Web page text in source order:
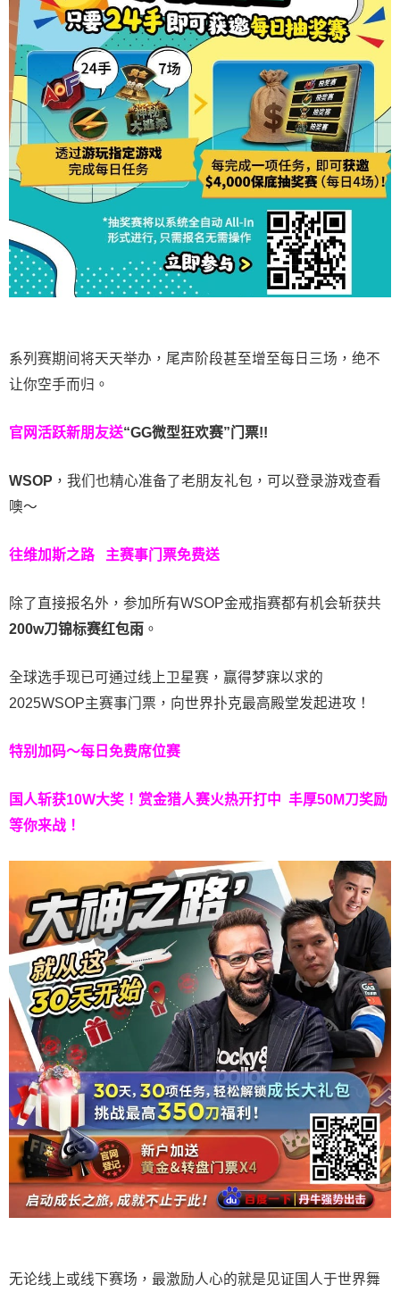
系列赛期间将天天举办，尾声阶段甚至增至每日三场，绝不
让你空手而归。
官网活跃新朋友送“GG微型狂欢赛”门票!!
WSOP ，我们也精心准备了老朋友礼包，可以登录游戏查看
噢～
往维加斯之路 主赛事门票免费送
除了直接报名外，参加所有WSOP金戒指赛都有机会斩获共
200w刀锦标赛红包雨 。
全球选手现已可通过线上卫星赛，赢得梦寐以求的
2025WSOP主赛事门票，向世界扑克最高殿堂发起进攻！
特别加码～每日免费席位赛
国人斩获10W大奖！ 赏金猎人赛火热开打中 丰厚50M刀奖励
等你来战！
无论线上或线下赛场，最激励人心的就是见证国人于世界舞